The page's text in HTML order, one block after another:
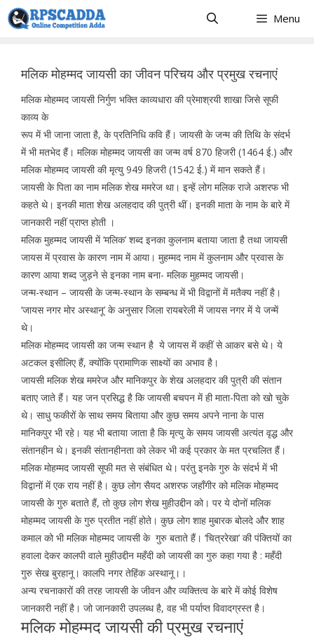
Skip
to
Menu
मलिक मोहम्मद जायसी का जीवन परिचय और प्रमुख रचनाएं
मलिक मोहम्मद जायसी निर्गुण भक्ति काव्यधारा की प्रेमाश्रयी शाखा जिसे सूफी
काव्य के
रूप में भी जाना जाता है, के प्रतिनिधि कवि हैं। जायसी के जन्म की तिथि के संदर्भ
में भी मतभेद हैं। मलिक मोहम्मद जायसी का जन्म वर्ष 870 हिजरी (1464 ई.) और
मलिक मोहम्मद जायसी की मृत्यु 949 हिजरी (1542 ई.) में मान सकते हैं।
जायसी के पिता का नाम मलिक शेख ममरेज था। इन्हें लोग मलिक राजे अशरफ भी
कहते थे। इनकी माता शेख अलहदाद की पुत्री थीं। इनकी माता के नाम के बारे में
जानकारी नहीं प्राप्त होती ।
मलिक मुहम्मद जायसी में ‘मलिक’ शब्द इनका कुलनाम बताया जाता है तथा जायसी
जायस में प्रवास के कारण नाम में आया। मुहम्मद नाम में कुलनाम और प्रवास के
कारण आया शब्द जुड़ने से इनका नाम बना- मलिक मुहम्मद जायसी।
जन्म-स्थान – जायसी के जन्म-स्थान के सम्बन्ध में भी विद्वानों में मतैक्य नहीं है।
‘जायस नगर मोर अस्थानू’ के अनुसार जिला रायबरेली में जायस नगर में ये जन्में
थे।
मलिक मोहम्मद जायसी का जन्म स्थान है ये जायस में कहीं से आकर बसे थे। ये
अटकल इसीलिए हैं, क्योंकि प्रामाणिक साक्ष्यों का अभाव है।
जायसी मलिक शेख ममरेज और मानिकपुर के शेख अलहदार की पुत्री की संतान
बताए जाते हैं। यह जन प्रसिद्ध है कि जायसी बचपन में ही माता-पिता को खो चुके
थे। साधु फकीरों के साथ समय बिताया और कुछ समय अपने नाना के पास
मानिकपुर भी रहे। यह भी बताया जाता है कि मृत्यु के समय जायसी अत्यंत वृद्ध और
संतानहीन थे। इनकी संतानहीनता को लेकर भी कई प्रकार के मत प्रचलित हैं।
मलिक मोहम्मद जायसी सूफी मत से संबंधित थे। परंतु इनके गुरु के संदर्भ में भी
विद्वानों में एक राय नहीं है। कुछ लोग सैयद अशरफ जहाँगीर को मलिक मोहम्मद
जायसी के गुरु बताते हैं, तो कुछ लोग शेख मुहीउद्दीन को। पर ये दोनों मलिक
मोहम्मद जायसी के गुरु प्रतीत नहीं होते। कुछ लोग शाह मुबारक बोलदे और शाह
कमाल को भी मलिक मोहम्मद जायसी के गुरु बताते हैं। ‘चित्ररेखा’ की पंक्तियों का
हवाला देकर कालपी वाले मुहीउद्दीन महँदी को जायसी का गुरु कहा गया है : महँदी
गुरु सेख बुरहानू। कालपि नगर तेहिंक अस्थानू।।
अन्य रचनाकारों की तरह जायसी के जीवन और व्यक्तित्व के बारे में कोई विशेष
जानकारी नहीं है। जो जानकारी उपलब्ध है, वह भी पर्याप्त विवादग्रस्त है।
मलिक मोहम्मद जायसी की प्रमुख रचनाएं